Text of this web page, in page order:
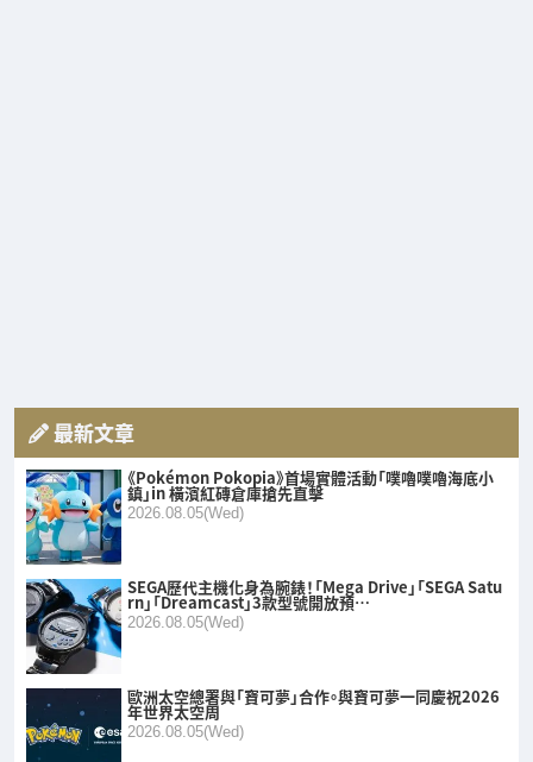
最新文章
《Pokémon Pokopia》首場實體活動「噗嚕噗嚕海底小
鎮」in 橫濱紅磚倉庫搶先直擊
2026.08.05(Wed)
SEGA歷代主機化身為腕錶！「Mega Drive」「SEGA Satu
rn」「Dreamcast」3款型號開放預…
2026.08.05(Wed)
歐洲太空總署與「寶可夢」合作。與寶可夢一同慶祝2026
年世界太空周
2026.08.05(Wed)